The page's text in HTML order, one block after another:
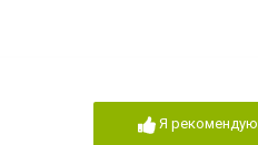
Я рекомендую